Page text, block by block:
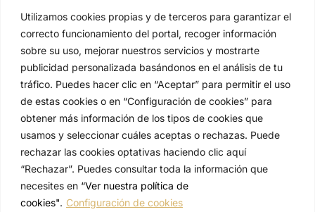
Utilizamos cookies propias y de terceros para garantizar el
correcto funcionamiento del portal, recoger información
sobre su uso, mejorar nuestros servicios y mostrarte
publicidad personalizada basándonos en el análisis de tu
tráfico. Puedes hacer clic en “Aceptar” para permitir el uso
de estas cookies o en “Configuración de cookies” para
obtener más información de los tipos de cookies que
usamos y seleccionar cuáles aceptas o rechazas. Puede
rechazar las cookies optativas haciendo clic aquí
“Rechazar”. Puedes consultar toda la información que
necesites en “Ver nuestra política de
cookies". Configuración de cookies
© Tartissien
Quiénes somos